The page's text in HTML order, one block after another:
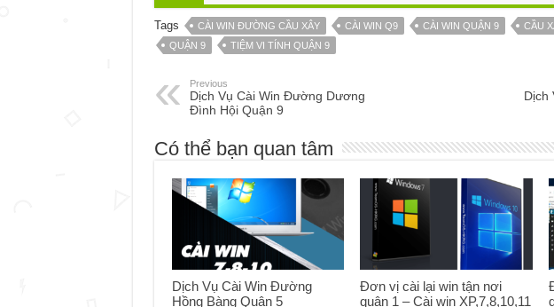
Tags CÀI WIN ĐƯỜNG CẦU XÂY CÀI WIN Q9 CÀI WIN QUẬN 9 CẦU
QUẬN 9
TIỆM VI TÍNH QUẬN 9
Previous
Dịch Vụ Cài Win Đường Dương
Đình Hội Quận 9
Dịch
Có thể bạn quan tâm
Dịch Vụ Cài Win Đường
Hồng Bàng Quận 5
Đơn vị cài lại win tận nơi
quận 1 – Cài win XP,7,8,10,11